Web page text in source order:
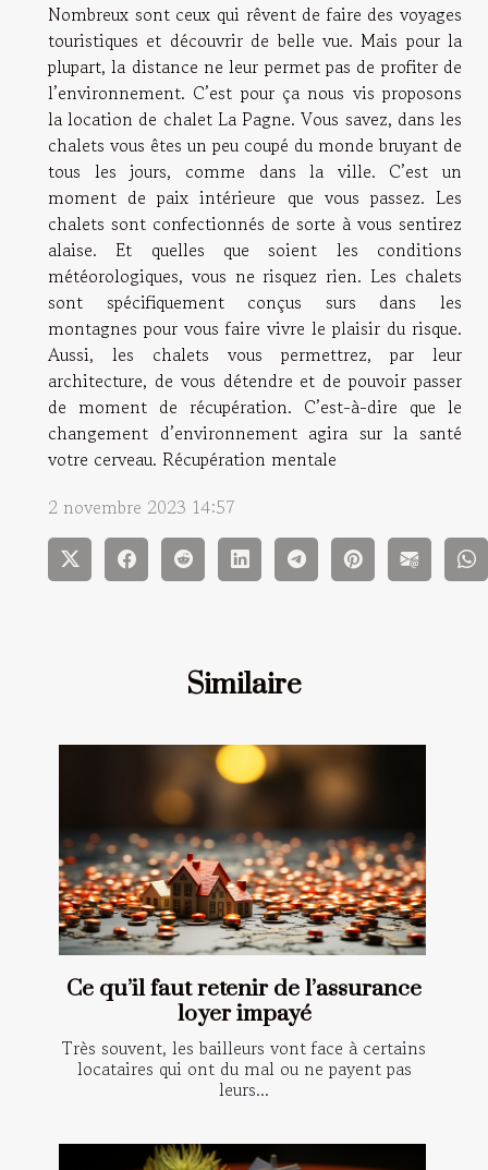
Similaire
Ce qu’il faut retenir de l’assurance
loyer impayé
Très souvent, les bailleurs vont face à certains
locataires qui ont du mal ou ne payent pas
leurs...
Nombreux sont ceux qui rêvent de faire des voyages
touristiques et découvrir de belle vue. Mais pour la
plupart, la distance ne leur permet pas de profiter de
l’environnement. C’est pour ça nous vis proposons
la location de chalet La Pagne. Vous savez, dans les
chalets vous êtes un peu coupé du monde bruyant de
tous les jours, comme dans la ville. C’est un
moment de paix intérieure que vous passez. Les
chalets sont confectionnés de sorte à vous sentirez
alaise. Et quelles que soient les conditions
météorologiques, vous ne risquez rien. Les chalets
sont spécifiquement conçus surs dans les
montagnes pour vous faire vivre le plaisir du risque.
Aussi, les chalets vous permettrez, par leur
architecture, de vous détendre et de pouvoir passer
de moment de récupération. C’est-à-dire que le
changement d’environnement agira sur la santé
votre cerveau. Récupération mentale
2 novembre 2023 14:57